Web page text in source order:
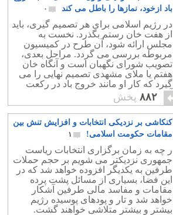
باد ازخود، نمازها را باطل می کند
۰
در رژیم اسلامی برای هر تصمیم گیری، باید
از هفت خان رستم بگذرد. نخست به
مجلس ارائه شود، آن طرح در کمیسیون
مربوطه بررسی می گردد. مراحل بعدی،
تصویب شورای نگهبان است و آنگاه خان
هفتم یا ملای مشهدی تصمیم نهایی را می
گیرد که کار او مانند خروج باد در رکعت
آخر نماز است که می تواند همه چیز را
باطل می کند.
۸۸۲ پخش
کنکاشی بر نزدیکی انتخابات و افزایش تنش بین
مقامات حکومت اسلامی!
۱
ر چه به زمان برگزاری انتخابات رياست
جمهوری نزديكتر می شويم بر حجم حملات
طرفين به يكديگر افزوده خواهد شد كه در
اين فضا، بسياری از مسائل پشت پرده
مقامات و مفاسد مالی طرفين آشكار
خواهد شد و تار و پودهای پوسيده رژيم
بيشتر و بیشتر متلاشی خواهند گشت.